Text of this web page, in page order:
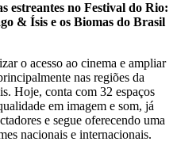
estreantes no Festival do Rio:
& Ísis e os Biomas do Brasil
o acesso ao cinema e ampliar
nas regiões da
Hoje, conta com 32 espaços
em imagem e som, já
e segue oferecendo uma
nacionais e internacionais.